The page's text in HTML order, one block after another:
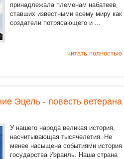
принадлежала племенам набатеев,
ставших известными всему миру как
создатели потрясающего и ...
читать полностью
Эцель - повесть ветерана
У нашего народа великая история,
насчитывающая тысячелетия. Не
менее насыщена событиями история
государства Израиль. Наша страна